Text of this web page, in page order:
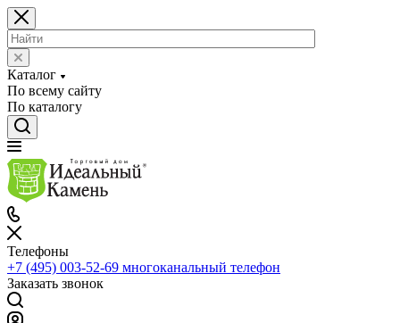
Каталог
По всему сайту
По каталогу
Телефоны
+7 (495) 003-52-69 многоканальный телефон
Заказать звонок